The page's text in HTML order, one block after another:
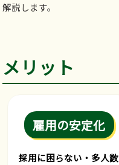
解説します。
メリット
雇用の安定化
採用に困らない・多人数